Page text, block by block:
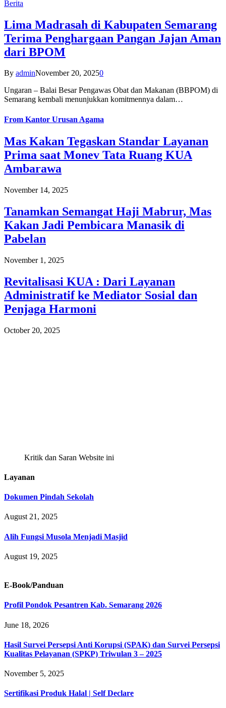
Berita
Lima Madrasah di Kabupaten Semarang
Terima Penghargaan Pangan Jajan Aman
dari BPOM
By adminNovember 20, 20250
Ungaran – Balai Besar Pengawas Obat dan Makanan (BBPOM) di
Semarang kembali menunjukkan komitmennya dalam…
From Kantor Urusan Agama
Mas Kakan Tegaskan Standar Layanan
Prima saat Monev Tata Ruang KUA
Ambarawa
November 14, 2025
Tanamkan Semangat Haji Mabrur, Mas
Kakan Jadi Pembicara Manasik di
Pabelan
November 1, 2025
Revitalisasi KUA : Dari Layanan
Administratif ke Mediator Sosial dan
Penjaga Harmoni
October 20, 2025
Kritik dan Saran Website ini
Layanan
Dokumen Pindah Sekolah
August 21, 2025
Alih Fungsi Musola Menjadi Masjid
August 19, 2025
E-Book/Panduan
Profil Pondok Pesantren Kab. Semarang 2026
June 18, 2026
Hasil Survei Persepsi Anti Korupsi (SPAK) dan Survei Persepsi
Kualitas Pelayanan (SPKP) Triwulan 3 – 2025
November 5, 2025
Sertifikasi Produk Halal | Self Declare